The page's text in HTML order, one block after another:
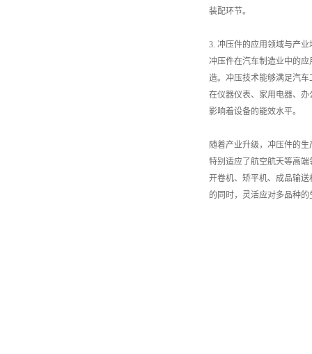
装配环节。
3. 冲压件的应用领域与产业
冲压件在汽车制造业中的
造。冲压技术能够满足汽
在仪器仪表、家用电器、
影响着设备的能效水平。
随着产业升级，冲压件的
特别适应了航空航天等高
开卷机、矫平机、成品输
的同时，灵活应对多品种